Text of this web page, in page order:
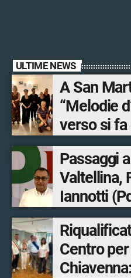
ULTIME NEWS
A San
“Melodie
verso si fa
Passaggi
Valtellina,
Iannotti
Olimpiadi
opere
ultimato
Centro